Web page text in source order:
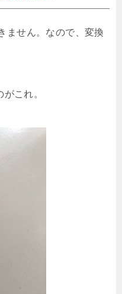
ません。なので、変換
これ。